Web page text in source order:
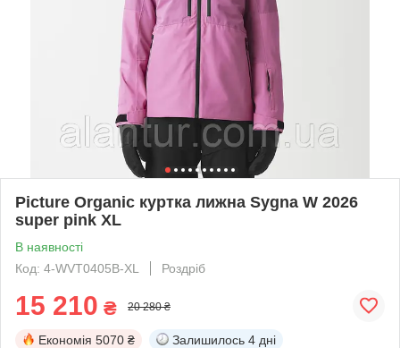
Picture Organic куртка лижна Sygna W 2026
super pink XL
В наявності
Код: 4-WVT0405B-XL
Роздріб
15 210 ₴ 20 280 ₴
Економія 5070 ₴ Залишилось 4 дні